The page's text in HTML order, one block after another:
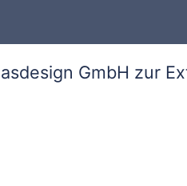
GmbH zur